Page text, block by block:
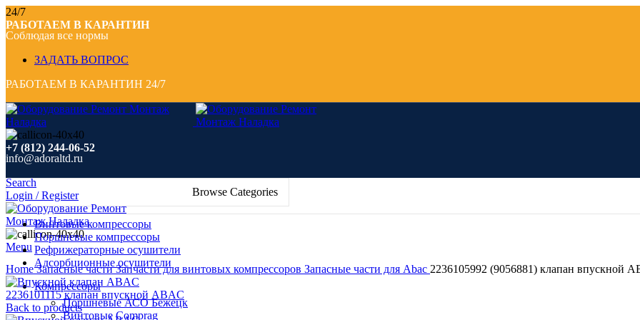
24/7
РАБОТАЕМ В КАРАНТИН
Соблюдая все нормы
ЗАДАТЬ ВОПРОС
РАБОТАЕМ В КАРАНТИН 24/7
+7 (812) 244-06-52
info@adoraltd.ru
Search
Login / Register
Menu
Browse Categories
Винтовые компрессоры
Поршневые компрессоры
Рефрижераторные осушители
Адсорбционные осушители
Компрессоры
Поршневые АСО Бежецк
Винтовые Comprag
Click to enlarge
HomeЗапасные частиЗапчасти для винтовых компрессоров Запасные части для Abac 2236105992 (9056881) клапан впускной
2236101115 клапан впускной ABAC
Back to products